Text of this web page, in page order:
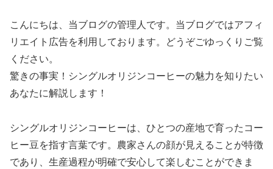
こんにちは、当ブログの管理人です。当ブログではアフィ
リエイト広告を利用しております。どうぞごゆっくりご覧
ください。
驚きの事実！シングルオリジンコーヒーの魅力を知りたい
あなたに解説します！
シングルオリジンコーヒーは、ひとつの産地で育ったコー
ヒー豆を指す言葉です。農家さんの顔が見えることが特徴
であり、生産過程が明確で安心して楽しむことができま